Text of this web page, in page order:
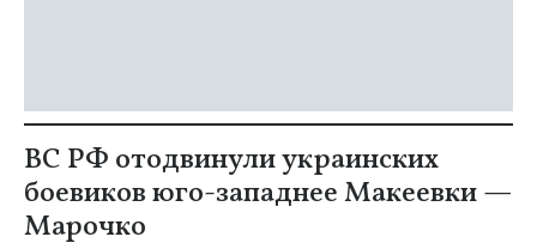
ВС РФ отодвинули украинских
боевиков юго-западнее Макеевки —
Марочко